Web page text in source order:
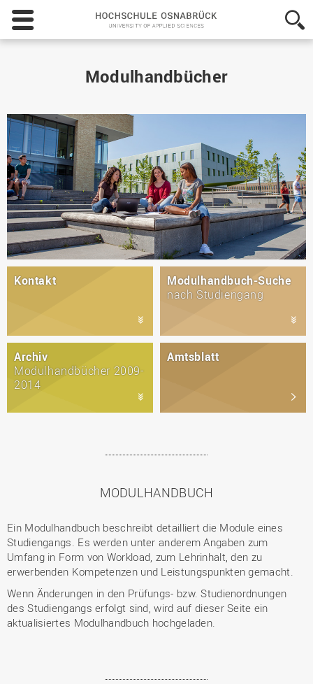
Hochschule
Osnabrück
-
Modulhandbücher
Kontakt
Modulhandbuch-Suche
nach Studiengang
Archiv
Modulhandbücher 2009-
2014
Amtsblatt
MODULHANDBUCH
Ein Modulhandbuch beschreibt detailliert die Module eines
Studiengangs. Es werden unter anderem Angaben zum
Umfang in Form von Workload, zum Lehrinhalt, den zu
erwerbenden Kompetenzen und Leistungspunkten gemacht.
Wenn Änderungen in den Prüfungs- bzw. Studienordnungen
des Studiengangs erfolgt sind, wird auf dieser Seite ein
aktualisiertes Modulhandbuch hochgeladen.